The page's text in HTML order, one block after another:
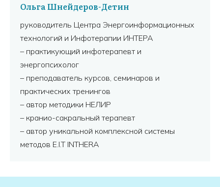
Ольга Шнейдеров-Детин
руководитель Центра Энергоинформационных
технологий и Инфотерапии ИНТЕРА
– практикующий инфотерапевт и
энергопсихолог
– преподаватель курсов, семинаров и
практических тренингов
– автор методики НЕЛИР
– кранио-сакральный терапевт
– автор уникальной комплексной системы
методов E.I.T INTHERA